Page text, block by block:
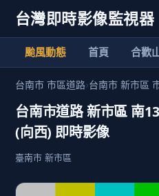
台灣即時影像監視器
颱風動態 首頁 合歡
台南市 市區道路›台南市 新市區
台南市道路 新市區 南
(向西) 即時影像
臺南市 新市區